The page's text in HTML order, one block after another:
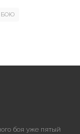
БОЮ
боя уже пятый